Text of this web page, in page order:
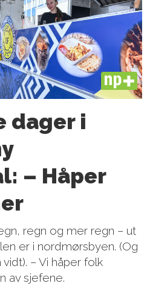
PLUS
dager i
– Håper
regn og mer regn – ut
er i nordmørsbyen. (Og
– Vi håper folk
av sjefene.